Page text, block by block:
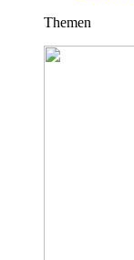
Themen